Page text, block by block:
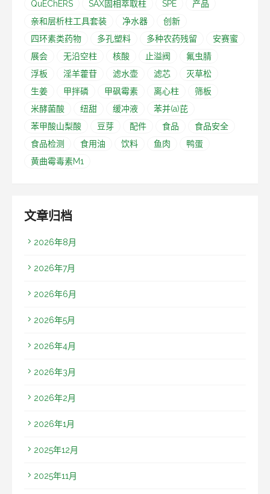
QuEChERS SAX固相萃取柱 SPE
产品
亲和层析柱工具套装
净水器
创新
四环素类药物
多孔塑料 多种农药残留
安赛蜜
展会
无沿空柱 核酸 止溢阀
氟虫腈
浮板
淫羊藿苷 滤水壶 滤芯
灭草松
生姜
甲拌磷 甲砜霉素 离心柱
筛板
米酵菌酸
纽甜 缓冲液
苯并(a)芘
苯甲酸山梨酸
豆芽 配件 食品
食品安全
食品检测
食用油 饮料 鱼肉
鸭蛋
黄曲霉毒素M1
文章归档
2026年8月
2026年7月
2026年6月
2026年5月
2026年4月
2026年3月
2026年2月
2026年1月
2025年12月
2025年11月